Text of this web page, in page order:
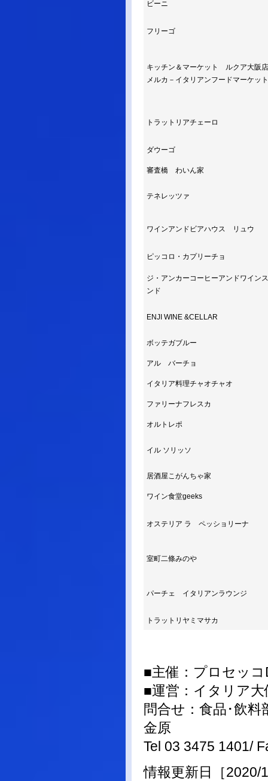
ビーニ
フリーゴ
キッチン＆マーケット ルクア大阪
メルカ－イタリアンフードマーケッ
トラットリアチェーロ
ダウーゴ
審査橋 わいん家
テネレッツァ
ワインアンドビアハウス リュウ
ピッコロ・カプリーチョ
ジ・アンカーコーヒーアンドワイン
ンド
ENJI WINE &CELLAR
ボッテガブルー
アル バーチョ
イタリア料理チャオチャオ
ファリーナフレスカ
オルトレポ
イル ソリッソ
居酒屋こがんちゃ家
ワイン食堂geeks
オステリア ラ ペッショリーナ
室町二條みのや
パーチェ イタリアンラウンジ
トラットリヤミマサカ
■主催：プロセッ
■運営：イタリア
問合せ：食品･飲
金原
Tel 03 3475 1401/
情報更新日［2020/